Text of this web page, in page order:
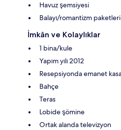
Havuz şemsiyesi
Balayı/romantizm paketleri
İmkân ve Kolaylıklar
1 bina/kule
Yapım yılı 2012
Resepsiyonda emanet
Bahçe
Teras
Lobide şömine
Ortak alanda televizyon